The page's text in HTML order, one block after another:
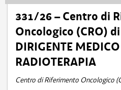
331/26 – Centro di
Oncologico (CRO)
DIRIGENTE
RADIOTERAPIA
Centro di Riferimento Oncologico